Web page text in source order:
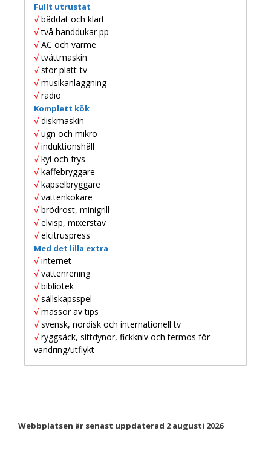
Fullt utrustat
√ bäddat och klart
√två handdukar pp
√ AC och värme
√tvättmaskin
√ stor platt-tv
√ musikanläggning
√ radio
Komplett kök
√ diskmaskin
√ ugn och mikro
√ induktionshäll
√ kyl och frys
√ kaffebryggare
√ kapselbryggare
√ vattenkokare
√ brödrost, minigrill
√ elvisp, mixerstav
√ elcitruspress
Med det lilla extra
√ internet
√ vattenrening
√ bibliotek
√ sällskapsspel
√ massor av tips
√ svensk, nordisk och internationell tv
√ ryggsäck, sittdynor, fickkniv och termos för
vandring/utflykt
Webbplatsen är senast uppdaterad 2 augusti 2026